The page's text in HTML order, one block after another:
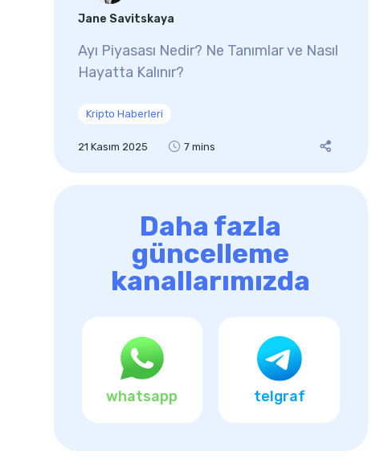
Jane Savitskaya
Ayı Piyasası Nedir? Ne Tanımlar ve Nasıl
Hayatta Kalınır?
Kripto Haberleri
21 Kasım 2025 7 mins
Daha fazla
güncelleme
kanallarımızda
whatsapp telgraf